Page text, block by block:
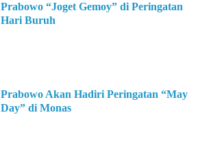
Prabowo “Joget Gemoy” di Peringatan
Hari Buruh
Prabowo Akan Hadiri Peringatan “May
Day” di Monas